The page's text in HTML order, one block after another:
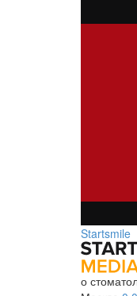
Startsmile
о